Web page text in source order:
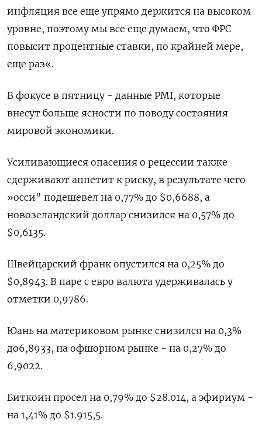
инфляция все еще упрямо держится на высоком
уровне, поэтому мы все еще думаем, что ФРС
повысит процентные ставки, по крайней мере,
еще раз«.
В фокусе в пятницу - данные PMI, которые
внесут больше ясности по поводу состояния
мировой экономики.
Усиливающиеся опасения о рецессии также
сдерживают аппетит к риску, в результате чего
»осси" подешевел на 0,77% до $0,6688, а
новозеландский доллар снизился на 0,57% до
$0,6135.
Швейцарский франк опустился на 0,25% до
$0,8943. В паре с евро валюта удерживалась у
отметки 0,9786.
Юань на материковом рынке снизился на 0,3%
до​ 6,8933, на офшорном рынке - на 0,27% до
6,9022.
Биткоин просел на 0,79% до $28.014, а эфириум -
на 1,41% до $1.915,5.